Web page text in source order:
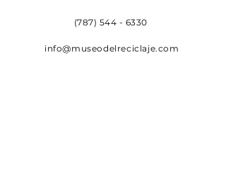
(787) 544 - 6330
info@museodelreciclaje.com